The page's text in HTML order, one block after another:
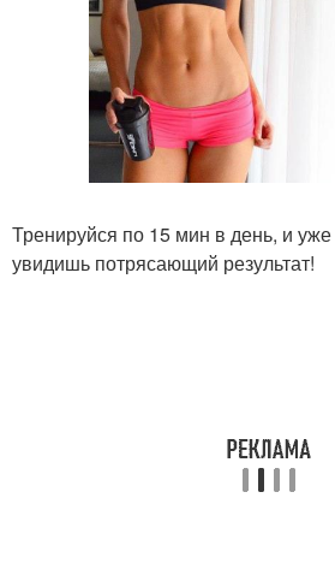
Тренируйся по 15 мин в день, и
увидишь потрясающий результат!